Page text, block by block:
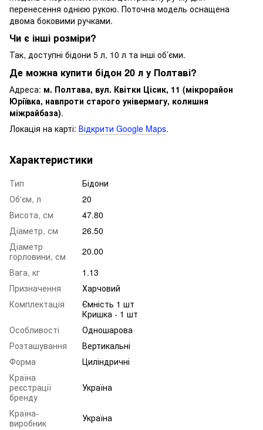
перенесення однією рукою. Поточна модель оснащена
двома боковими ручками.
Чи є інші розміри?
Так, доступні бідони 5 л, 10 л та інші об’єми.
Де можна купити бідон 20 л у Полтаві?
Адреса: м. Полтава, вул. Квітки Цісик, 11 (мікрорайон
Юріївка, навпроти старого універмагу, колишня
міжрайбаза).
Локація на карті: Відкрити Google Maps.
Характеристики
Тип
Бідони
Об'єм, л
20
Висота, см
47.80
Діаметр, см
26.50
Діаметр
горловини, см
20.00
Вага, кг
1.13
Призначення
Харчовий
Комплектація
Ємність 1 шт
Кришка - 1 шт
Особливості
Одношарова
Розташування
Вертикальні
Форма
Циліндричні
Країна
реєстрації
бренду
Україна
Країна-
виробник
Україна